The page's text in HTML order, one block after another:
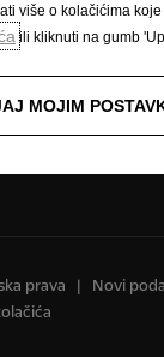
prava Novi
više o kolačićima
ili kliknuti na gumb
MOJIM